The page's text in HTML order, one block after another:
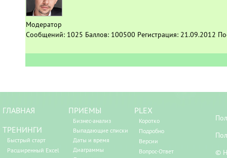
Модератор
Сообщений: 1025 Баллов: 100500 Регистрация: 21.09.2012
ГЛАВНАЯ
ТРЕНИНГИ
Быстрый старт
Расширенный Excel
ПРИЕМЫ
Бизнес-анализ
Выпадающие списки
Даты и время
Диаграммы
PLEX
Коротко
Подробно
Версии
Вопрос-Ответ
©